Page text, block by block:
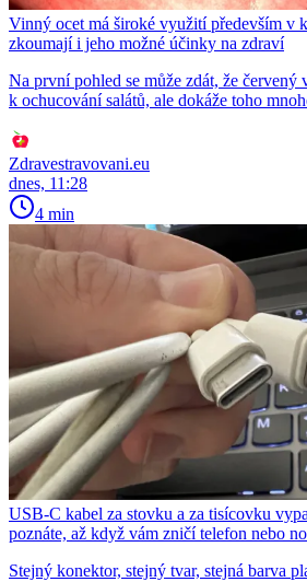
Vinný ocet má široké využití především v
zkoumají i jeho možné účinky na zdraví
Na první pohled se může zdát, že červený
k ochucování salátů, ale dokáže toho
Zdravestravovani.eu
dnes, 11:28
4 min
USB-C kabel za stovku a za tisícovku
poznáte, až když vám zničí telefon nebo
Stejný konektor, stejný tvar, stejná barva